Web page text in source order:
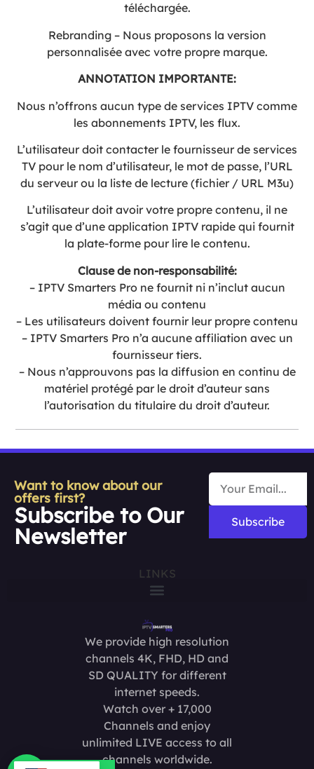
téléchargée.
Rebranding – Nous proposons la version
personnalisée avec votre propre marque.
ANNOTATION IMPORTANTE:
Nous n’offrons aucun type de services IPTV comme
les abonnements IPTV, les flux.
L’utilisateur doit contacter le fournisseur de services
TV pour le nom d’utilisateur, le mot de passe, l’URL
du serveur ou la liste de lecture (fichier / URL M3u)
L’utilisateur doit avoir votre propre contenu, il ne
s’agit que d’une application IPTV rapide qui fournit
la plate-forme pour lire le contenu.
Clause de non-responsabilité:
– IPTV Smarters Pro ne fournit ni n’inclut aucun
média ou contenu
– Les utilisateurs doivent fournir leur propre contenu
– IPTV Smarters Pro n’a aucune affiliation avec un
fournisseur tiers.
– Nous n’approuvons pas la diffusion en continu de
matériel protégé par le droit d’auteur sans
l’autorisation du titulaire du droit d’auteur.
Want to know about our
offers first?
Subscribe to Our
Newsletter
Subscribe
LINKS
We provide high resolution
channels 4K, FHD, HD and
SD QUALITY for different
internet speeds.
Watch over + 17,000
Channels and enjoy
unlimited LIVE access to all
channels worldwide.